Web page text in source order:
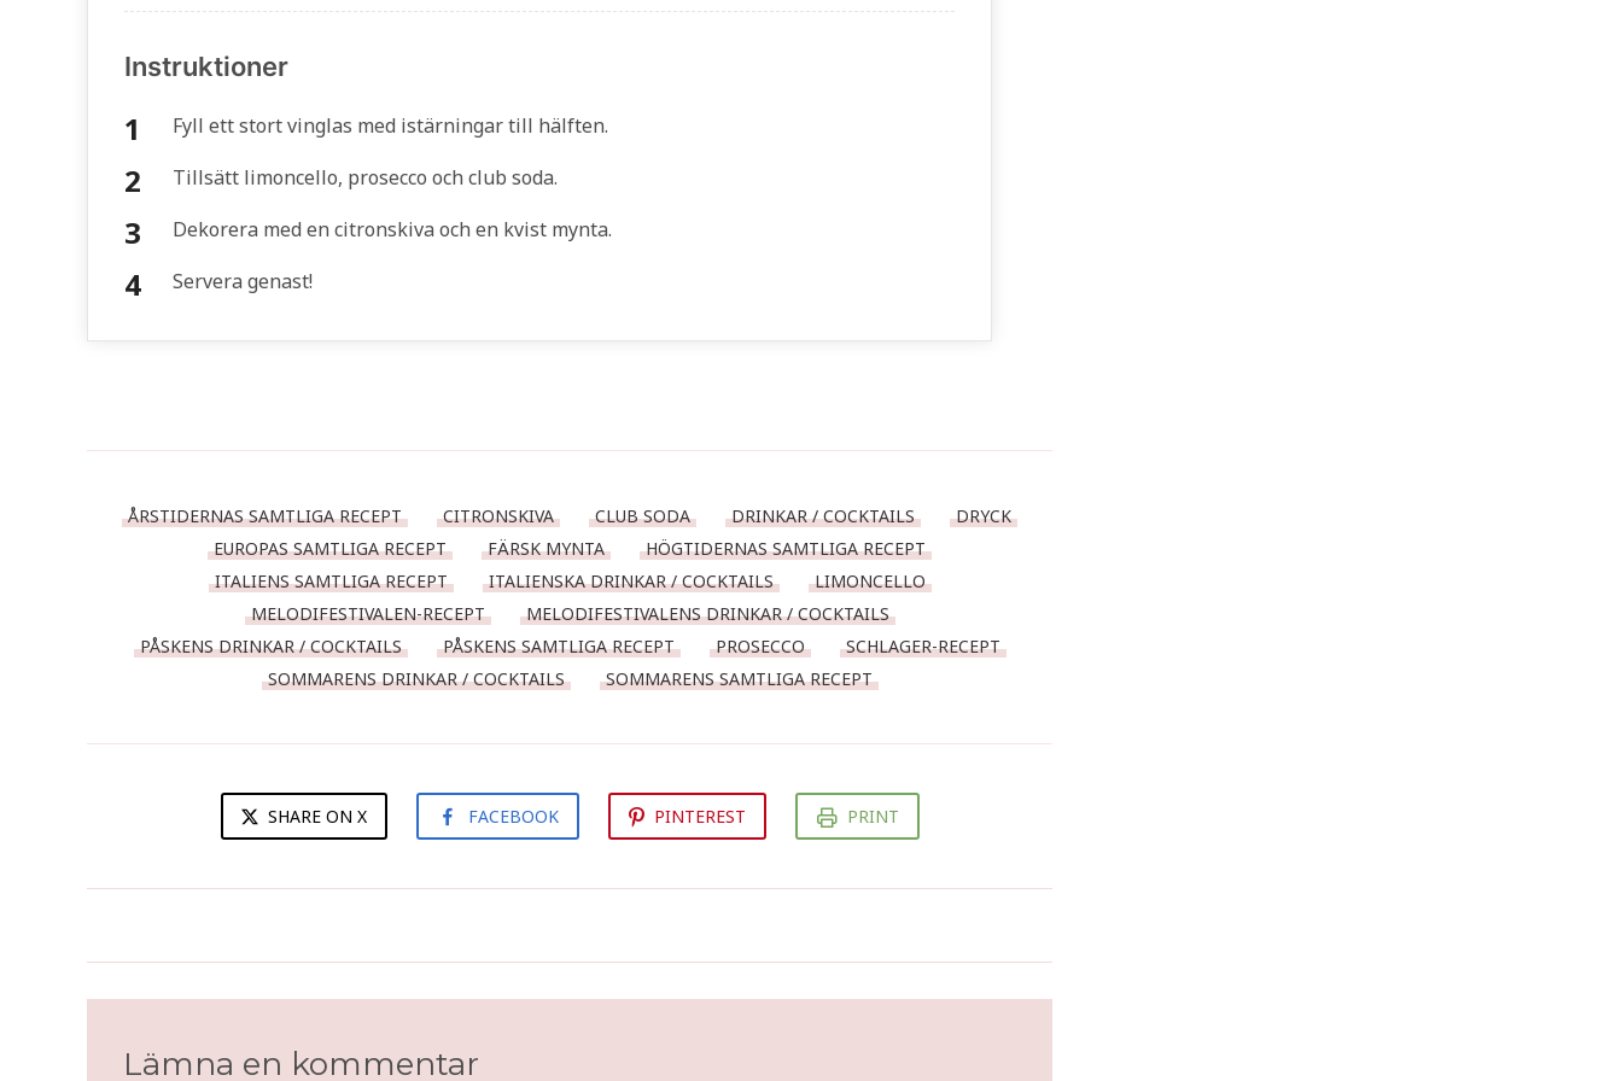
Instruktioner
Fyll ett stort vinglas med istärningar till hälften.
Tillsätt limoncello, prosecco och club soda.
Dekorera med en citronskiva och en kvist mynta.
Servera genast!
ÅRSTIDERNAS SAMTLIGA RECEPT CITRONSKIVA CLUB SODA DRINKAR / COCKTAILS
DRYCK
EUROPAS SAMTLIGA RECEPT
FÄRSK MYNTA
HÖGTIDERNAS SAMTLIGA RECEPT
ITALIENS SAMTLIGA RECEPT
ITALIENSKA DRINKAR / COCKTAILS
LIMONCELLO
MELODIFESTIVALEN-RECEPT
MELODIFESTIVALENS DRINKAR / COCKTAILS
PÅSKENS DRINKAR / COCKTAILS
PÅSKENS SAMTLIGA RECEPT PROSECCO
SCHLAGER-RECEPT
SOMMARENS DRINKAR / COCKTAILS
SOMMARENS SAMTLIGA RECEPT
SHARE ON X FACEBOOK PINTEREST PRINT
med forellrom
Svenskt Tenn
Lämna en kommentar